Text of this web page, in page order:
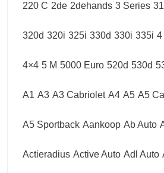
220 C 2de 2dehands 3 Series
320d 320i 325i 330d 330i 335i 4
4×4 5 M 5000 Euro 520d 530d
A1 A3 A3 Cabriolet A4 A5 A5
A5 Sportback Aankoop Ab Auto
Actieradius Active Auto Adl Auto